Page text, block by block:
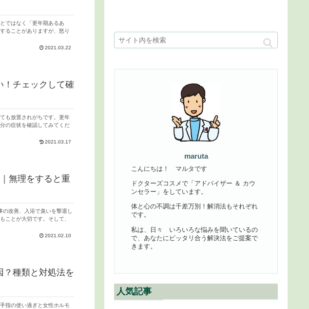
ではなく「更年期あるあ
ることがありますが、怒り
2021.03.22
！チェックして確
も放置されがちです。更年
の症状を確認してみてくだ
2021.03.17
無理をすると重
改善、入浴で臭いを撃退し
ことが大切です。そして、
2021.02.10
？種類と対処法を
指の使い過ぎと女性ホルモ
maruta
こんにちは！ マルタです
ドクターズコスメで「アドバイザー ＆ カウ
ンセラー」をしています。
体と心の不調は千差万別！解消法もそれぞれ
です。
私は、日々 いろいろな悩みを聞いているの
で、あなたにピッタリ合う解決法をご提案で
きます。
人気記事